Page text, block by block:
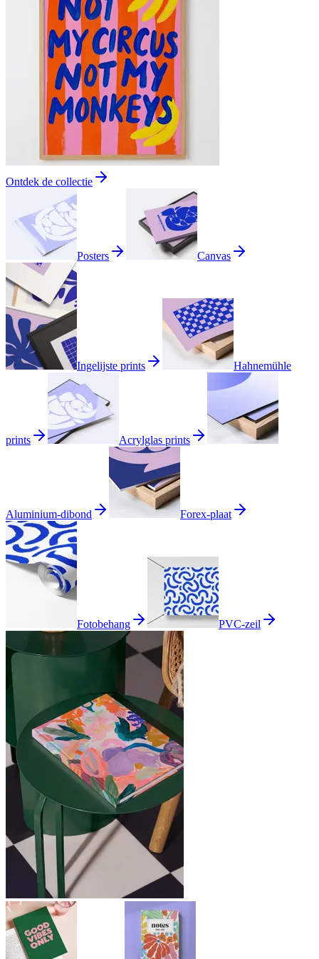
Ontdek de collectie
Posters Canvas
Ingelijste prints Hahnemühle
prints Acrylglas prints
Aluminium-dibond Forex-plaat
Fotobehang PVC-zeil